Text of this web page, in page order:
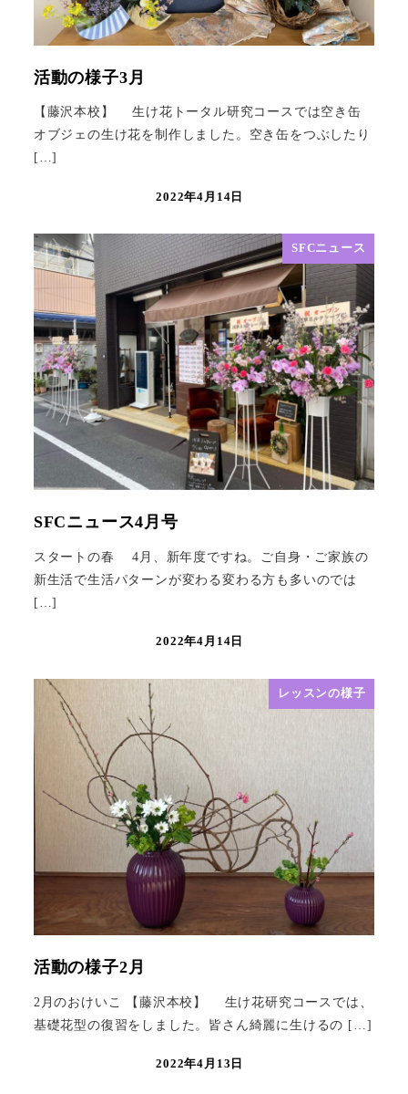
活動の様子3月
【藤沢本校】 生け花トータル研究コースでは空き缶
オブジェの生け花を制作しました。空き缶をつぶしたり
[…]
2022年4月14日
SFCニュース
SFCニュース4月号
スタートの春 4月、新年度ですね。ご自身・ご家族の
新生活で生活パターンが変わる変わる方も多いのでは
[…]
2022年4月14日
レッスンの様子
活動の様子2月
2月のおけいこ 【藤沢本校】 生け花研究コースでは、
基礎花型の復習をしました。皆さん綺麗に生けるの […]
2022年4月13日